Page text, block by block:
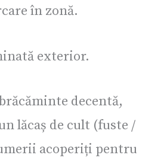
în zonă.
exterior.
decentă,
lăcaș de cult (fuste /
acoperiți pentru